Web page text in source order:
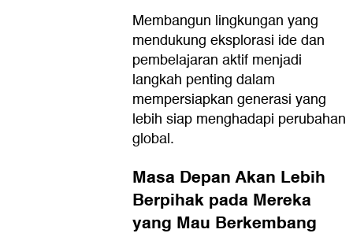
Membangun lingkungan yang
mendukung eksplorasi ide dan
pembelajaran aktif menjadi
langkah penting dalam
mempersiapkan generasi yang
lebih siap menghadapi perubahan
global.
Masa Depan Akan Lebih
Berpihak pada Mereka
yang Mau Berkembang